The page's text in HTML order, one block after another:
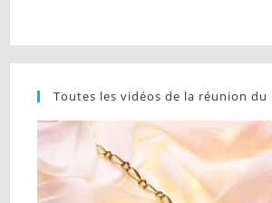
Toutes les vidéos de la réunion du